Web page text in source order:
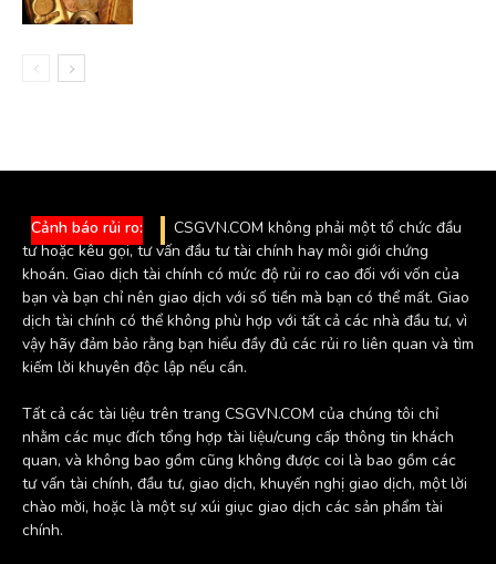
Cảnh báo rủi ro:
CSGVN.COM không phải một tổ chức đầu
tư hoặc kêu gọi, tư vấn đầu tư tài chính hay môi giới chứng
khoán. Giao dịch tài chính có mức độ rủi ro cao đối với vốn của
bạn và bạn chỉ nên giao dịch với số tiền mà bạn có thể mất. Giao
dịch tài chính có thể không phù hợp với tất cả các nhà đầu tư, vì
vậy hãy đảm bảo rằng bạn hiểu đầy đủ các rủi ro liên quan và tìm
kiếm lời khuyên độc lập nếu cần.
Tất cả các tài liệu trên trang CSGVN.COM của chúng tôi chỉ
nhằm các mục đích tổng hợp tài liệu/cung cấp thông tin khách
quan, và không bao gồm cũng không được coi là bao gồm các
tư vấn tài chính, đầu tư, giao dịch, khuyến nghị giao dịch, một lời
chào mời, hoặc là một sự xúi giục giao dịch các sản phẩm tài
chính.